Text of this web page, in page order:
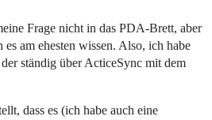
Frage nicht in das PDA-Brett, aber
am ehesten wissen. Also, ich habe
ständig über ActiceSync mit dem
dass es (ich habe auch eine